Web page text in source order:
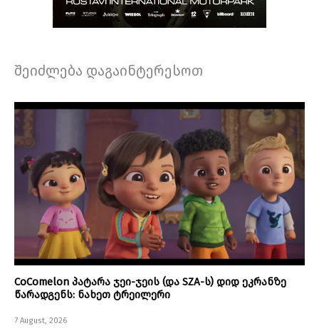
შეიძლება დაგაინტერესოთ
CoComelon პატარა ჯეი-ჯეის (და SZA-ს) დიდ ეკრანზე
წარადგენს: ნახეთ ტრეილერი
7 August, 2026